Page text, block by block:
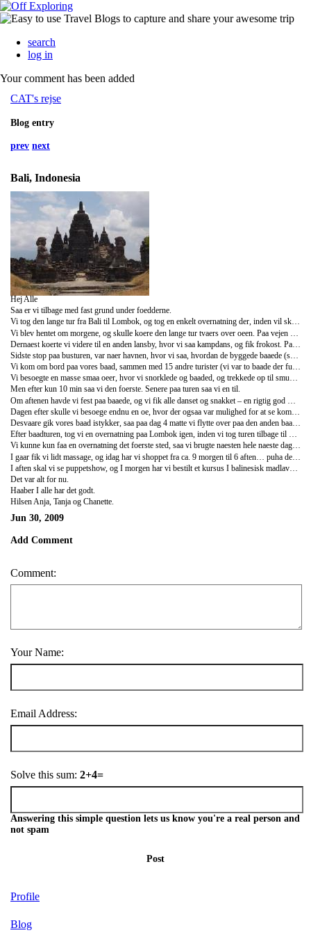
search
log in
Your comment has been added
CAT's rejse
Blog entry
prev next
Bali, Indonesia
Hej Alle
Saa er vi tilbage med fast grund under foedderne.
Vi tog den lange tur fra Bali til Lombok, og tog en enkelt overnatning der, inden vil skulle afsted paa vores 5 dages baadtur.
Sidste stop paa busturen, var naer havnen, hvor vi saa, hvordan de byggede baaede (saadan en baad som vi skulle med).
Vi kom om bord paa vores baad, sammen med 15 andre turister (vi var to baade der fulgtes ad), og sejlede ud mod nye eventyr. Foerste stop, var paa en lille oe, hvor der kun var os, her spiste vi og sad rundt om baalet og sang sammen med besaetningen, der var rigtig hyggeligt.
Vi besoegte en masse smaa oeer, hvor vi snorklede og baaded, og trekkede op til smukke udsigtspoints. Paa dag 3 kom det vi havde ventet paa – vi ankom til Komodo… Vi var blevet advaret om at det ikke var sikkert, at vi ville se nogle varaner, da det var parringssaeson, og derfor trak varanerne normalt laengere ind paa oeen.
Men efter kun 10 min saa vi den foerste. Senere paa turen saa vi en til.
Dagen efter skulle vi besoege endnu en oe, hvor der ogsaa var mulighed for at se komodovaraner, og her var vi mere heldige, her saa vi ca. 7 stk, og flere af dem I bevaegelse, det var en fed oplevelse.
Desvaare gik vores baad istykker, saa paa dag 4 matte vi flytte over paa den anden baad, og den var selvfoelgelig ikke lige saa god som vores, men vi overlevede.
Efter baadturen, tog vi en overnatning paa Lombok igen, inden vi tog turen tilbage til Bali med den lokale faerge og koereturen til Ubud, hvor vi befinder os nu.
Vi kunne kun faa en overnatning det foerste sted, saa vi brugte naesten hele naeste dag paa at finde et nyt sted – der hvor vi bor nu kunne vi faa 3 overnatninger, saa den 2. flytter vi igen til et nyt sted for en enkelt overnatning, og saa gaar turen maaske videre til Kuta – det er ikke helt afgjort endnu.
Det var alt for nu.
Haaber I alle har det godt.
Hilsen Anja, Tanja og Chanette.
Jun 30, 2009
Add Comment
Comment:
Your Name:
Email Address:
Solve this sum: 2+4=
Answering this simple question lets us know you're a real person and
not spam
Post
Profile
Blog